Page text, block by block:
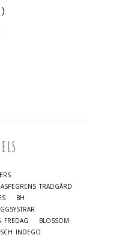
ASPEGRENS TRÄDGÅRD
BH
FREDAG
BLOSSOM
INDEGO